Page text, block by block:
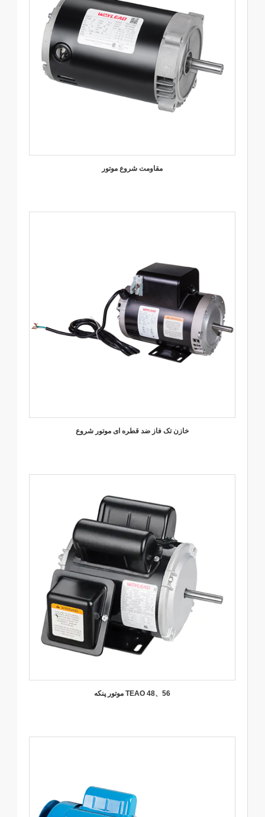
مقاومت شروع موتور
خازن تک فاز ضد قطره ای موتور شروع
موتور پنکه TEAO 48、56